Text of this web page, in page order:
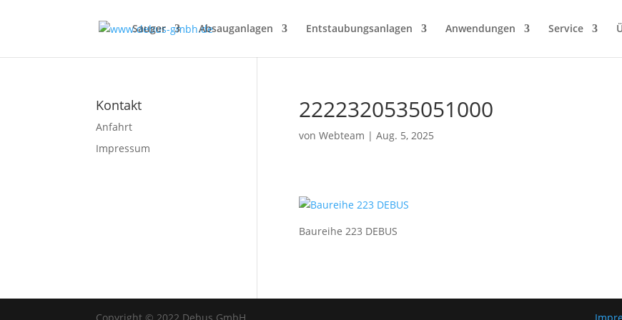
Sauger Absauganlagen Entstaubungsanlagen Anwendungen Service
2222320535051000
von Webteam | Aug. 5, 2025
Baureihe 223 DEBUS
Kontakt
Anfahrt
Impressum